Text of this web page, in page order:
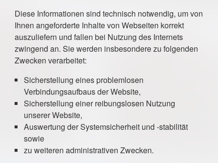
Diese Informationen sind technisch notwendig, um von
Ihnen angeforderte Inhalte von Webseiten korrekt
auszuliefern und fallen bei Nutzung des Internets
zwingend an. Sie werden insbesondere zu folgenden
Zwecken verarbeitet:
Sicherstellung eines problemlosen
Verbindungsaufbaus der Website,
Sicherstellung einer reibungslosen Nutzung
unserer Website,
Auswertung der Systemsicherheit und -stabilität
sowie
zu weiteren administrativen Zwecken.